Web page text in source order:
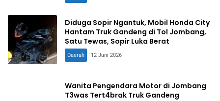
Diduga Sopir Ngantuk, Mobil Honda City
Hantam Truk Gandeng di Tol Jombang,
Satu Tewas, Sopir Luka Berat
Daerah 12 Juni 2026
Wanita Pengendara Motor di Jombang
T3was Tert4brak Truk Gandeng